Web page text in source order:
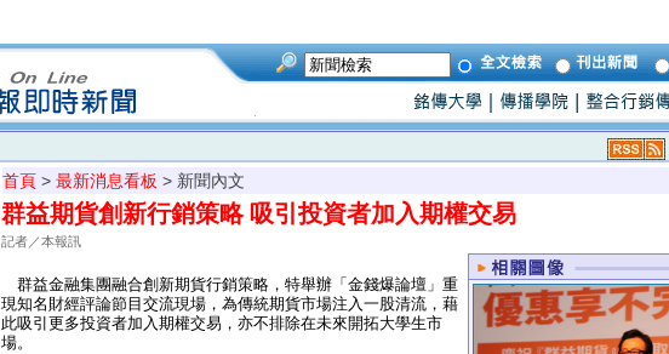
首頁 > 最新消息看板 > 新聞內文
群益期貨創新行銷策略 吸引投資者加入期權交易
記者／本報訊
群益金融集團融合創新期貨行銷策略，特舉辦「金錢爆論壇」重
現知名財經評論節目交流現場，為傳統期貨市場注入一股清流，藉
此吸引更多投資者加入期權交易，亦不排除在未來開拓大學生市
場。